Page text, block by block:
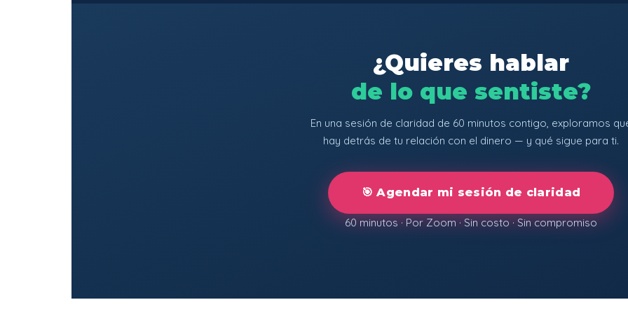
¿Quieres hablar
de lo que sentiste?
En una sesión de claridad de 60 minutos contigo, exploramos
hay detrás de tu relación con el dinero — y qué sigue para ti.
🎯 Agendar mi sesión de claridad
60 minutos · Por Zoom · Sin costo · Sin compromiso